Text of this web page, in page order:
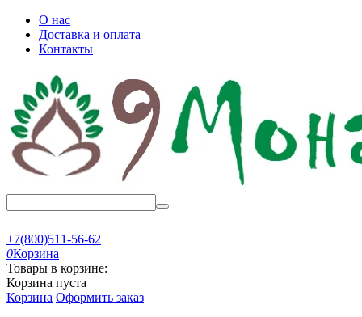
О нас
Доставка и оплата
Контакты
+7(800)511-56-62
0Корзина
Товары в корзине:
Корзина пуста
Корзина Оформить заказ